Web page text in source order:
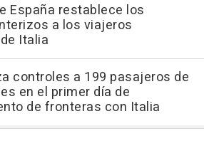
España restablece los
a los viajeros
Italia
controles a 199 pasajeros de
en el primer día de
de fronteras con Italia